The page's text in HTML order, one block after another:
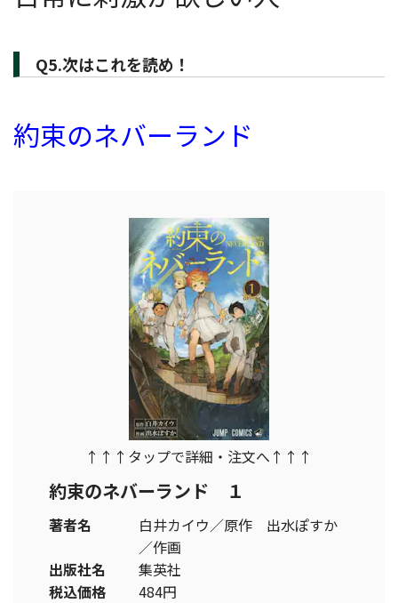
Q5.次はこれを読め！
約束のネバーランド
↑↑↑タップで詳細・注文へ↑↑↑
約束のネバーランド １
著者名
白井カイウ／原作 出水ぽすか
／作画
出版社名
集英社
税込価格
484円